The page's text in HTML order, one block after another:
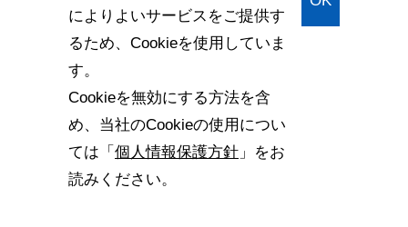
ン酸カルシウム粉末
サイトのご利用にあたって ソーシャルメディアポリシー
個人情報保護方針
によりよいサービスをご提供す
るため、Cookieを使用していま
す。
Cookieを無効にする方法を含
め、当社のCookieの使用につい
ては「 個人情報保護方針 」をお
読みください。